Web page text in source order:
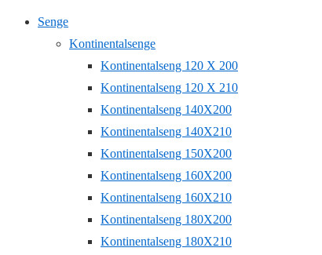
Senge
Kontinentalsenge
Kontinentalseng 120 X 200
Kontinentalseng 120 X 210
Kontinentalseng 140X200
Kontinentalseng 140X210
Kontinentalseng 150X200
Kontinentalseng 160X200
Kontinentalseng 160X210
Kontinentalseng 180X200
Kontinentalseng 180X210